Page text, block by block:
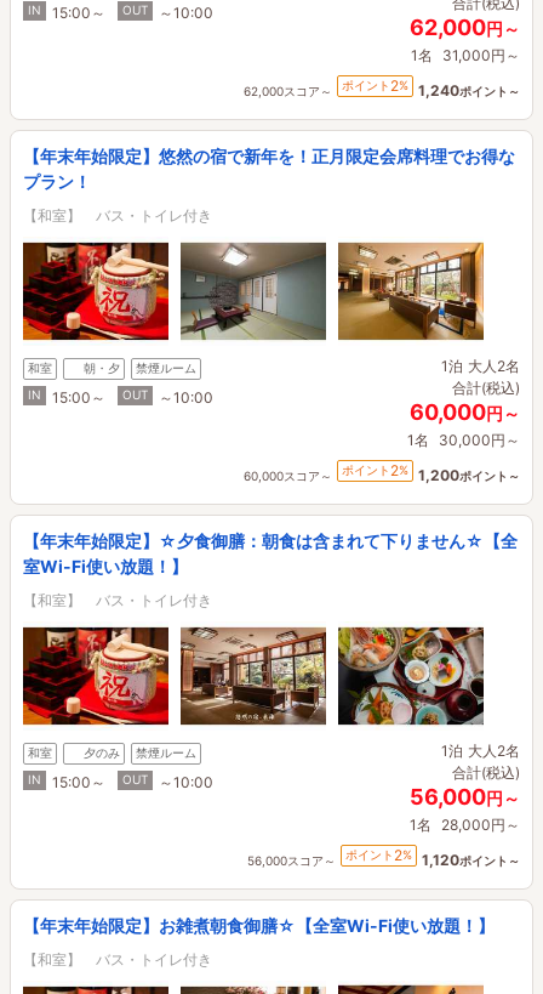
IN 15:00～ OUT ～10:00
62,000円～
1名 31,000円～
62,000スコア～ ポイント 2% 1,240ポイント～
【年末年始限定】悠然の宿で新年を！正月限定会席料理でお得な
プラン！
【和室】 バス・トイレ付き
和室 朝・夕
禁煙ルーム
IN
15:00～ OUT ～10:00
1泊 大人2名
合計(税込)
60,000円～
1名 30,000円～
60,000スコア～ ポイント 2% 1,200ポイント～
【年末年始限定】☆夕食御膳：朝食は含まれて下りません☆【全
室Wi-Fi使い放題！】
【和室】 バス・トイレ付き
和室 夕のみ
禁煙ルーム
IN
15:00～ OUT ～10:00
1泊 大人2名
合計(税込)
56,000円～
1名 28,000円～
56,000スコア～ ポイント 2% 1,120ポイント～
【年末年始限定】お雑煮朝食御膳☆【全室Wi-Fi使い放題！】
【和室】 バス・トイレ付き